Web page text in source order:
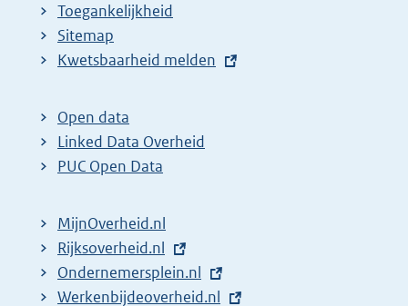
Toegankelijkheid
Sitemap
E
t
e
r
l
i
n
Kwetsbaarheid melden
Open data
Linked Data Overheid
PUC Open Data
MijnOverheid.nl
E
x
t
Rijksoverheid.nl
E
x
Ondernemersplein.nl
E
Werkenbijdeoverheid.nl